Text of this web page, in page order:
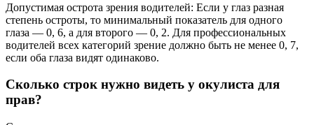
Допустимая острота зрения водителей: Если у глаз разная
степень остроты, то минимальный показатель для одного
глаза — 0, 6, а для второго — 0, 2. Для профессиональных
водителей всех категорий зрение должно быть не менее 0, 7,
если оба глаза видят одинаково.
Сколько строк нужно видеть у окулиста для
прав?